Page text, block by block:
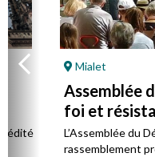
édité
Mialet
Assemblée
foi et
Marie
L’Assemblée du
rassemblement